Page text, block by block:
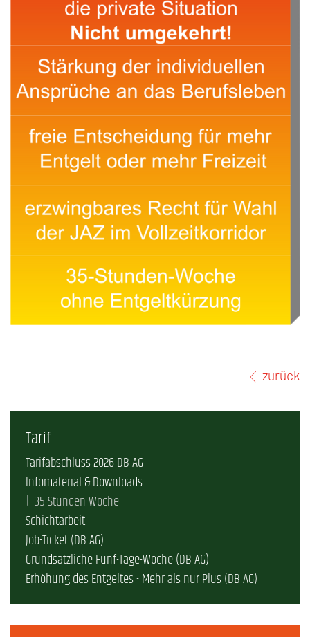
zurück
Tarif
Tarifabschluss 2026 DB AG
Infomaterial & Downloads
35-Stunden-Woche
Schichtarbeit
Job-Ticket (DB AG)
Grundsätzliche Fünf-Tage-Woche (DB AG)
Erhöhung des Entgeltes - Mehr als nur Plus (DB AG)